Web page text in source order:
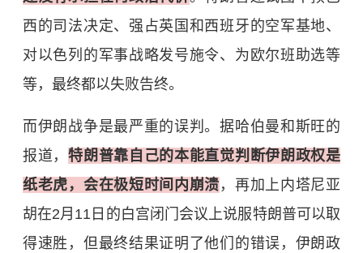
西的司法决定、强占英国和西班牙的空军基地、
对以色列的军事战略发号施令、为欧尔班助选等
等，最终都以失败告终。
而伊朗战争是最严重的误判。据哈伯曼和斯旺的
报道，特朗普靠自己的本能直觉判断伊朗政权是
纸老虎，会在极短时间内崩溃 ，再加上内塔尼亚
胡在2月11日的白宫闭门会议上说服特朗普可以取
得速胜，但最终结果证明了他们的错误，伊朗政